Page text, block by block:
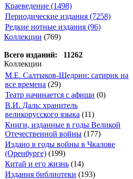
Краеведение (1498)
Периодические издания (7258)
Редкие нотные издания (96)
Коллекции (769)
Всего изданий: 11262
Коллекции
М.Е. Салтыков-Щедрин: сатирик на
все времена (29)
Театр начинается с афиши (0)
В.И. Даль: хранитель
великорусского языка (11)
Книги, изданные в годы Великой
Отечественной войны (177)
Издано в годы войны в Чкалове
(Оренбурге) (199)
Китай и его жизнь (14)
Издания библиотеки (193)